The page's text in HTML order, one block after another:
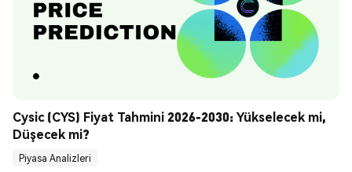
Cysic (CYS) Fiyat Tahmini 2026-2030: Yükselecek mi,
Düşecek mi?
Piyasa Analizleri